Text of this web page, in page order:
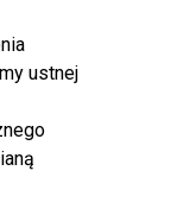
ustnej